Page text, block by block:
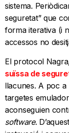
sistema.
seguretat” que
forma iterativa (i
accessos no
El protocol
suïssa de
llacunes. A poc
targetes
aconseguien
software.